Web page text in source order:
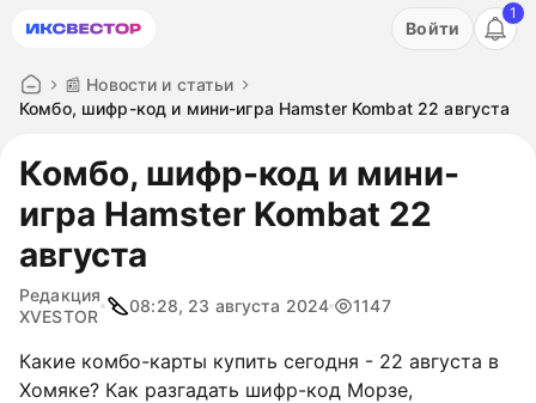
Акция: бесплатный пробный период на 3 дня!
Войти
1
📰 Новости и статьи
Комбо, шифр-код и мини-игра Hamster Kombat 22 августа
Комбо, шифр-код и мини-
игра Hamster Kombat 22
августа
Редакция
XVESTOR
08:28, 23 августа 2024 1147
Какие комбо-карты купить сегодня - 22 августа в
Хомяке? Как разгадать шифр-код Морзе,